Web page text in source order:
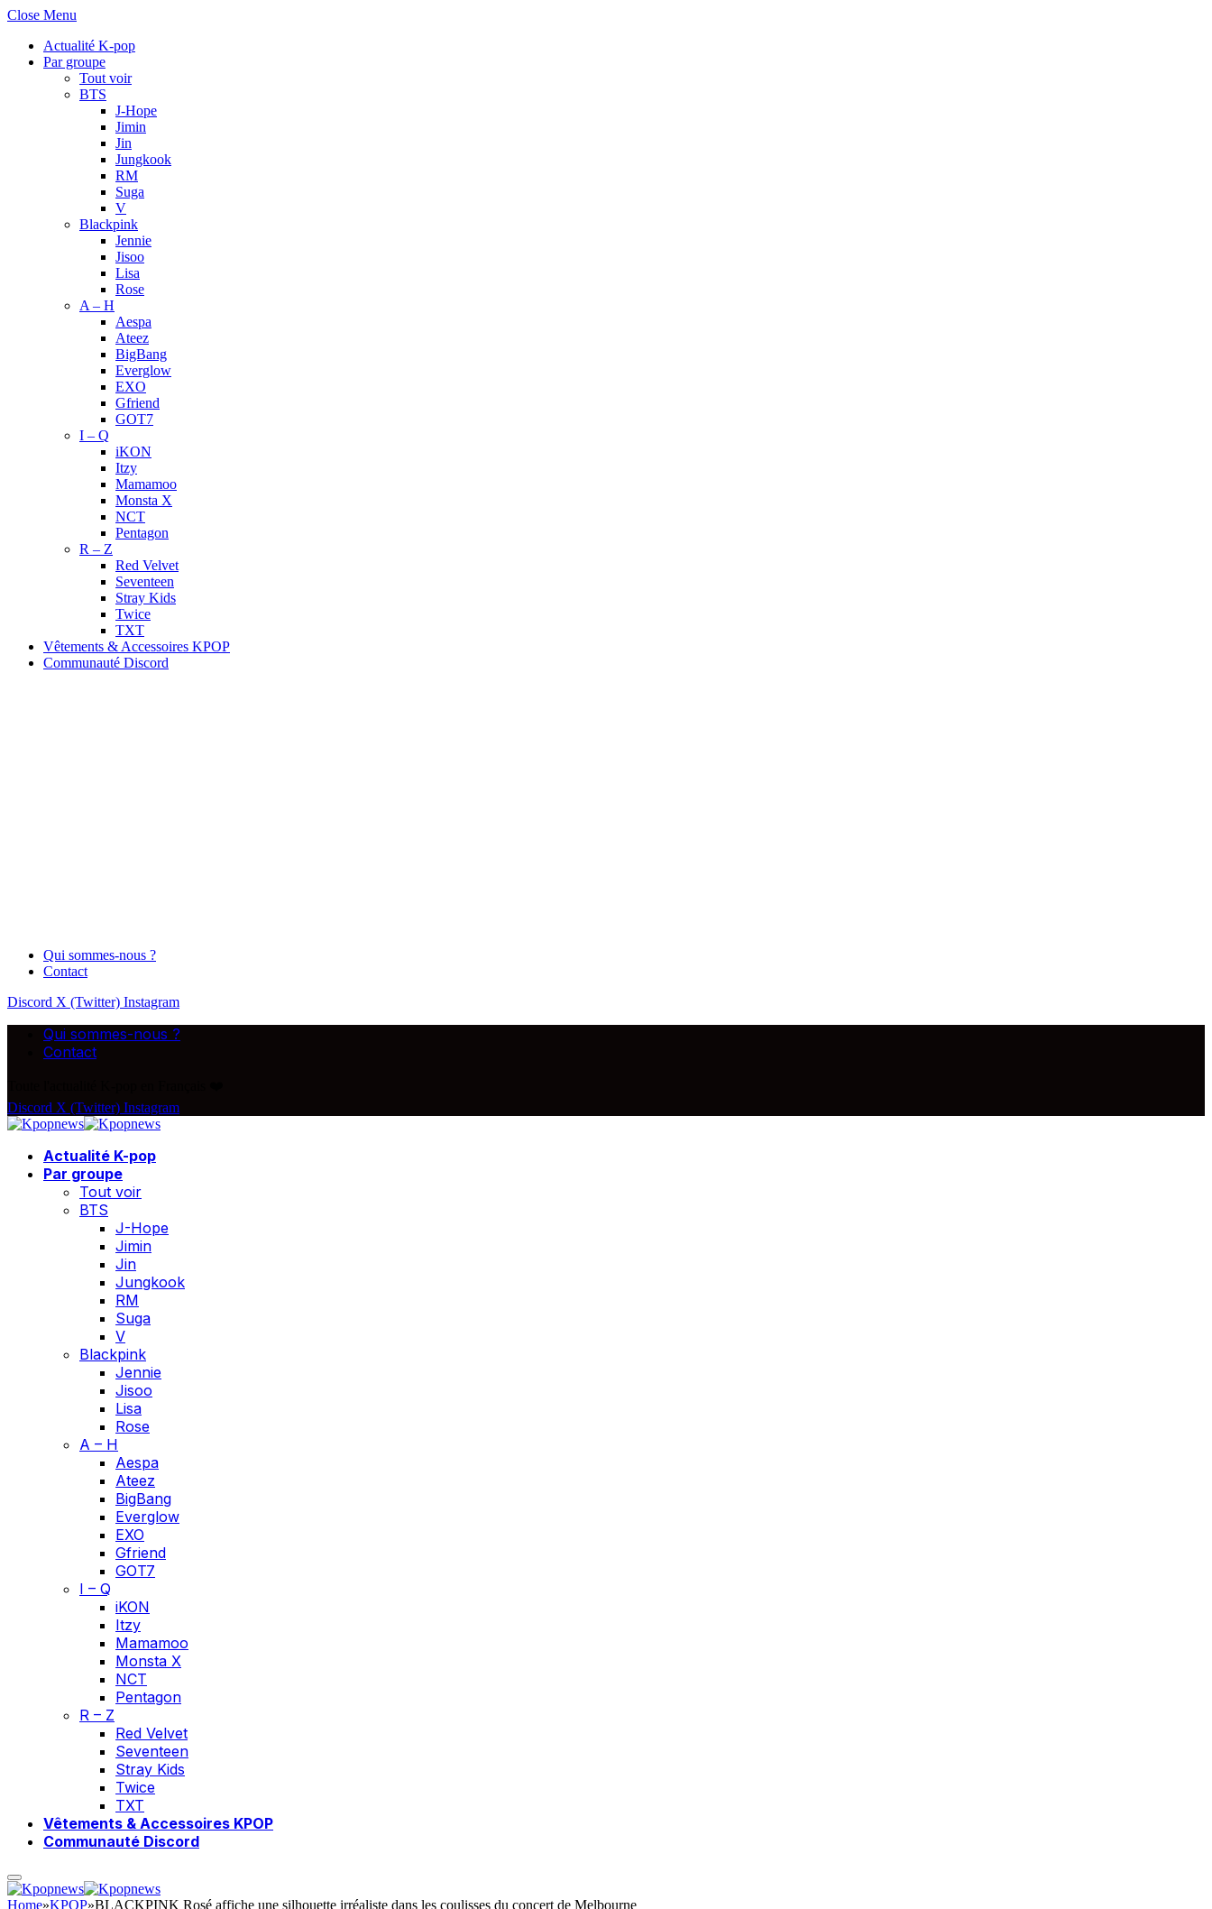
Close Menu
Actualité K-pop
Par groupe
Tout voir
BTS
J-Hope
Jimin
Jin
Jungkook
RM
Suga
V
Blackpink
Jennie
Jisoo
Lisa
Rose
A – H
Aespa
Ateez
BigBang
Everglow
EXO
Gfriend
GOT7
I – Q
iKON
Itzy
Mamamoo
Monsta X
NCT
Pentagon
R – Z
Red Velvet
Seventeen
Stray Kids
Twice
TXT
Vêtements & Accessoires KPOP
Communauté Discord
Qui sommes-nous ?
Contact
Discord X (Twitter) Instagram
Qui sommes-nous ?
Contact
Discord X (Twitter) Instagram
Actualité K-pop
Par groupe
Tout voir
BTS
J-Hope
Jimin
Jin
Jungkook
RM
Suga
V
Blackpink
Jennie
Jisoo
Lisa
Rose
A – H
Aespa
Ateez
BigBang
Everglow
EXO
Gfriend
GOT7
I – Q
iKON
Itzy
Mamamoo
Monsta X
NCT
Pentagon
R – Z
Red Velvet
Seventeen
Stray Kids
Twice
TXT
Vêtements & Accessoires KPOP
Communauté Discord
Home»KPOP»BLACKPINK Rosé affiche une silhouette irréaliste dans les coulisses du concert de Melbourne